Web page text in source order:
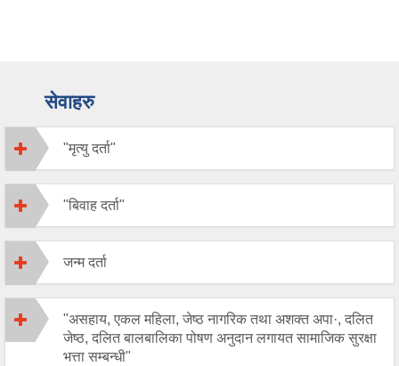
सेवाहरु
"मृत्यु दर्ता"
"बिवाह दर्ता"
जन्म दर्ता
"असहाय, एकल महिला, जेष्ठ नागरिक तथा अशक्त अपा·, दलित
जेष्ठ, दलित बालबालिका पोषण अनुदान लगायत सामाजिक सुरक्षा
भत्ता सम्बन्धी"